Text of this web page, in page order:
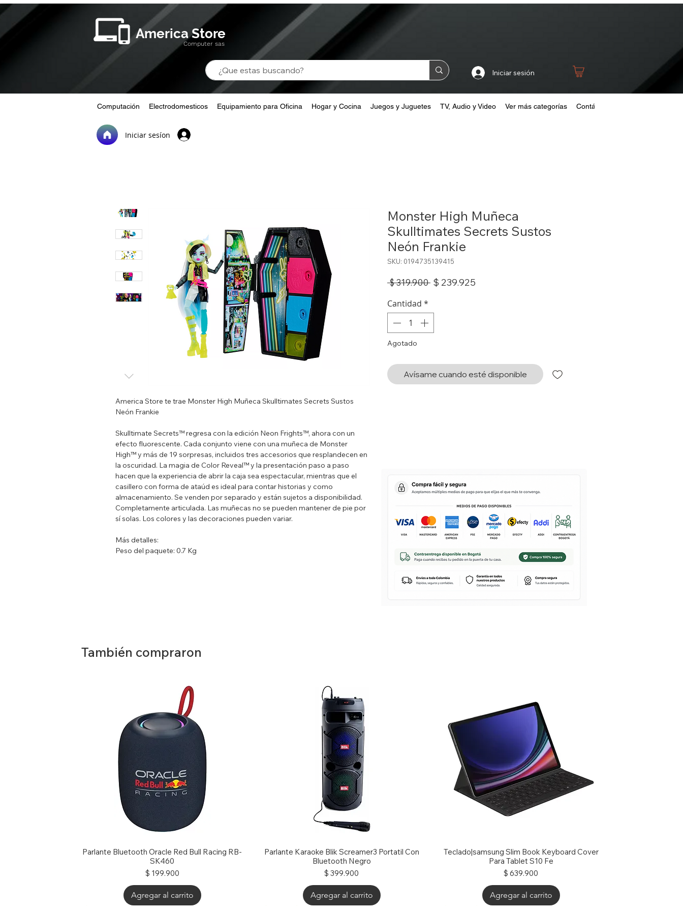
America Store
Computer sas
Iniciar sesión
Computación Electrodomesticos Equipamiento para Oficina Hogar y Cocina Juegos y Juguetes TV, Audio y Video Ver más categorías Contáctanos
Iniciar sesíon
America Store te trae Monster High Muñeca Skulltimates Secrets Sustos
Neón Frankie
Skulltimate Secrets™ regresa con la edición Neon Frights™, ahora con un
efecto fluorescente. Cada conjunto viene con una muñeca de Monster
High™ y más de 19 sorpresas, incluidos tres accesorios que resplandecen en
la oscuridad. La magia de Color Reveal™ y la presentación paso a paso
hacen que la experiencia de abrir la caja sea espectacular, mientras que el
casillero con forma de ataúd es ideal para contar historias y como
almacenamiento. Se venden por separado y están sujetos a disponibilidad.
Completamente articulada. Las muñecas no se pueden mantener de pie por
sí solas. Los colores y las decoraciones pueden variar.
Más detalles:
Peso del paquete: 0.7 Kg
causar asfixia
Monster High Muñeca
Skulltimates Secrets Sustos
Neón Frankie
SKU: 0194735139415
$ 319.900 Precio
$ 239.925
Cantidad *
Agotado
Avísame cuando esté disponible
También compraron
Parlante Bluetooth Oracle Red Bull Racing RB-
SK460
Precio
$ 199.900
Agregar al carrito
Parlante Karaoke Blik Screamer3 Portatil Con
Bluetooth Negro
Precio
$ 399.900
Agregar al carrito
Teclado|samsung Slim Book Keyboard Cover
Para Tablet S10 Fe
Precio
$ 639.900
Agregar al carrito